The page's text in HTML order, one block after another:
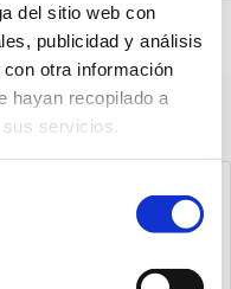
del sitio web con
publicidad y análisis
otra información
hayan recopilado a
servicios.